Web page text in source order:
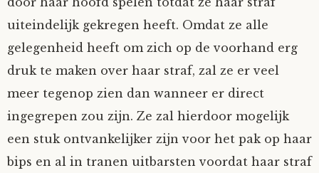
uiteindelijk gekregen heeft. Omdat ze alle
gelegenheid heeft om zich op de voorhand erg
druk te maken over haar straf, zal ze er veel
meer tegenop zien dan wanneer er direct
ingegrepen zou zijn. Ze zal hierdoor mogelijk
een stuk ontvankelijker zijn voor het pak op haar
bips en al in tranen uitbarsten voordat haar straf